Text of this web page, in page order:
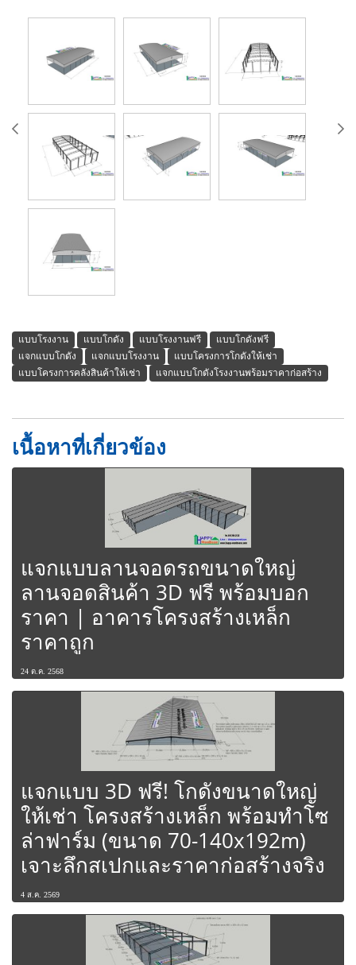
แบบโรงงาน แบบโกดัง แบบโรงงานฟรี
แบบโกดังฟรี
แจกแบบโกดัง
แจกแบบโรงงาน
แบบโครงการโกดังให้เช่า
แบบโครงการคลังสินค้าให้เช่า
แจกแบบโกดังโรงงานพร้อมราคาก่อสร้าง
เนื้อหาที่เกี่ยวข้อง
แจกแบบลานจอดรถขนาดใหญ่
ลานจอดสินค้า 3D ฟรี พร้อมบอก
ราคา | อาคารโครงสร้างเหล็ก
ราคาถูก
24 ต.ค. 2568
แจกแบบ 3D ฟรี! โกดังขนาดใหญ่
ให้เช่า โครงสร้างเหล็ก พร้อมทำโซ
ล่าฟาร์ม (ขนาด 70-140x192m)
เจาะลึกสเปกและราคาก่อสร้างจริง
4 ส.ค. 2569